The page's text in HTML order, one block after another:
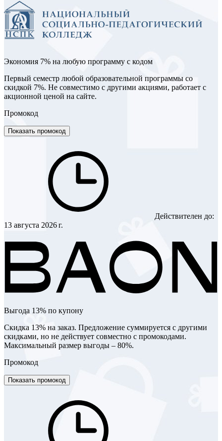
Экономия 7% на любую программу с кодом
Первый семестр любой образовательной программы со
скидкой 7%. Не совместимо с другими акциями, работает с
акционной ценой на сайте.
Промокод
Показать промокод
Действителен до:
13 августа 2026 г.
Выгода 13% по купону
Скидка 13% на заказ. Предложение суммируется с другими
скидками, но не действует совместно с промокодами.
Максимальный размер выгоды – 80%.
Промокод
Показать промокод